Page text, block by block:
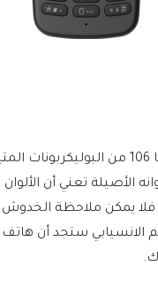
صُنِع هاتف نوكيا 106 من
الأصيلة تعني أن
فلا يمكن ملاحظة